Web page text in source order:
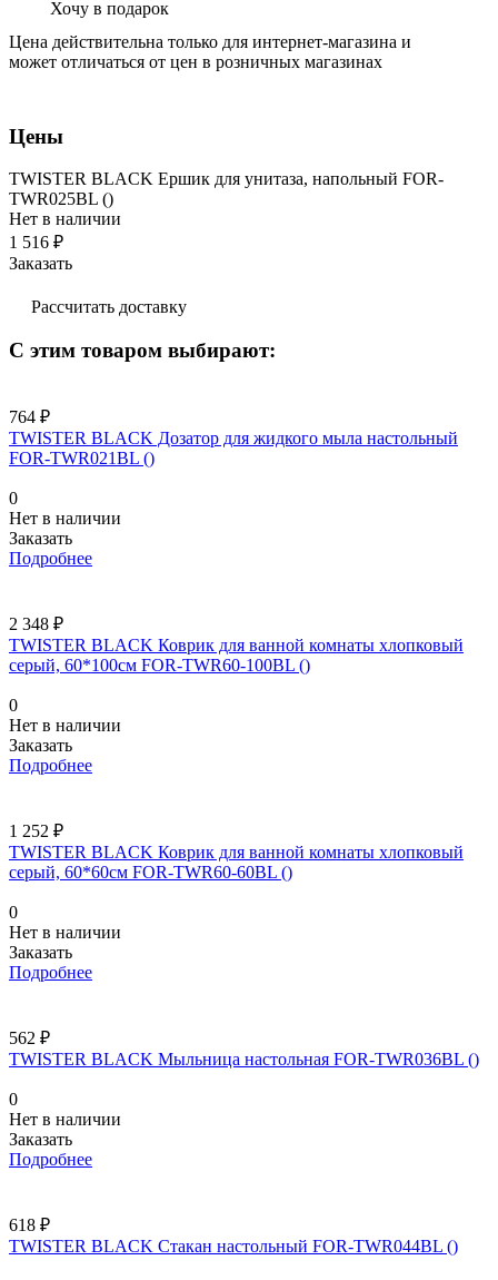
Хочу в подарок
Цена действительна только для интернет-магазина и
может отличаться от цен в розничных магазинах
Цены
TWISTER BLACK Ершик для унитаза, напольный FOR-
TWR025BL ()
Нет в наличии
1 516 ₽
Заказать
Рассчитать доставку
С этим товаром выбирают:
764 ₽
TWISTER BLACK Дозатор для жидкого мыла настольный
FOR-TWR021BL ()
0
Нет в наличии
Заказать
Подробнее
2 348 ₽
TWISTER BLACK Коврик для ванной комнаты хлопковый
серый, 60*100см FOR-TWR60-100BL ()
0
Нет в наличии
Заказать
Подробнее
1 252 ₽
TWISTER BLACK Коврик для ванной комнаты хлопковый
серый, 60*60см FOR-TWR60-60BL ()
0
Нет в наличии
Заказать
Подробнее
562 ₽
TWISTER BLACK Мыльница настольная FOR-TWR036BL ()
0
Нет в наличии
Заказать
Подробнее
618 ₽
TWISTER BLACK Стакан настольный FOR-TWR044BL ()